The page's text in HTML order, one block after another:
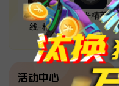
穿越火
线-枪战
王者
和平精英
活动中心